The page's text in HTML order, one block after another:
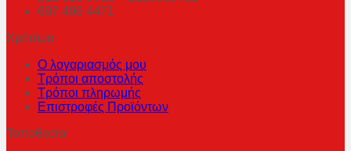
697 496 4471
Χρήσιμα
Ο λογαριασμός μου
Τρόποι αποστολής
Τρόποι πληρωμής
Επιστροφές Προϊόντων
Τοποθεσία